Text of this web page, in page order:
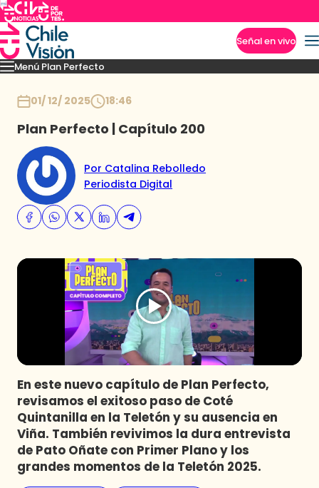
Señal en vivo
Menú Plan Perfecto
Momentos Capítulos Novedades
01/ 12/ 2025 18:46
Plan Perfecto | Capítulo 200
Por Catalina Rebolledo
Periodista Digital
En este nuevo capítulo de Plan Perfecto,
revisamos el exitoso paso de Coté
Quintanilla en la Teletón y su ausencia en
Viña. También revivimos la dura entrevista
de Pato Oñate con Primer Plano y los
grandes momentos de la Teletón 2025.
Imperdibles
Programas
Club De La Comedia
Contigo en Directo
Plan Perfecto
El Tiempo
Sabingo
Todos Los Programas